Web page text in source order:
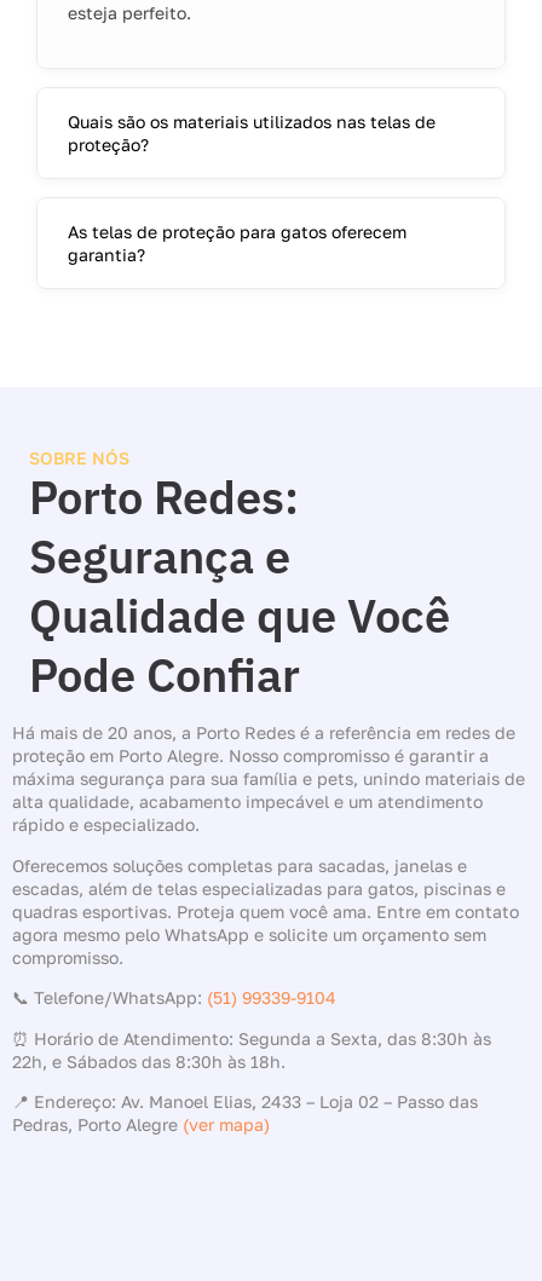
esteja perfeito.
Quais são os materiais utilizados nas telas de
proteção?
As telas de proteção para gatos oferecem
garantia?
SOBRE NÓS
Porto Redes:
Segurança e
Qualidade que Você
Pode Confiar
Há mais de 20 anos, a Porto Redes é a referência em redes de
proteção em Porto Alegre. Nosso compromisso é garantir a
máxima segurança para sua família e pets, unindo materiais de
alta qualidade, acabamento impecável e um atendimento
rápido e especializado.
Oferecemos soluções completas para sacadas, janelas e
escadas, além de telas especializadas para gatos, piscinas e
quadras esportivas. Proteja quem você ama. Entre em contato
agora mesmo pelo WhatsApp e solicite um orçamento sem
compromisso.
📞 Telefone/WhatsApp: (51) 99339-9104
⏰ Horário de Atendimento: Segunda a Sexta, das 8:30h às
22h, e Sábados das 8:30h às 18h.
📍 Endereço: Av. Manoel Elias, 2433 – Loja 02 – Passo das
Pedras, Porto Alegre (ver mapa)